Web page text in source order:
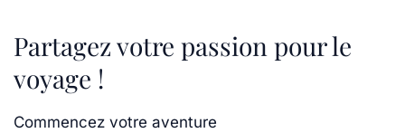
Partagez votre passion pour le
voyage !
Commencez votre aventure